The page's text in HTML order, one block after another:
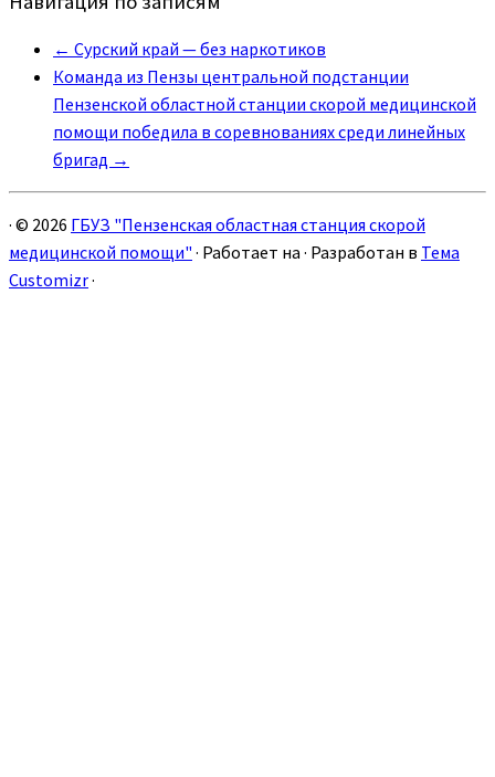
← Сурский край — без наркотиков
Команда из Пензы центральной подстанции
Пензенской областной станции скорой медицинской
помощи победила в соревнованиях среди линейных
бригад →
· © 2026 ГБУЗ "Пензенская областная станция скорой
медицинской помощи" · Работает на · Разработан в Тема
Customizr·